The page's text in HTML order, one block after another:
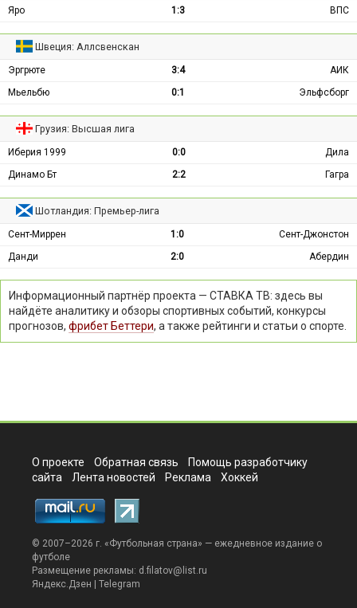
Яро 1:3 ВПС
Швеция: Аллсвенскан
Эргрюте 3:4
АИК
Мьельбю
0:1 Эльфсборг
Грузия: Высшая лига
Иберия 1999 0:0
Дила
Динамо Бт
2:2 Гагра
Шотландия: Премьер-лига
Сент-Миррен 1:0
Сент-Джонстон
Данди
2:0 Абердин
Информационный партнёр проекта — СТАВКА ТВ: здесь вы
найдёте аналитику и обзоры спортивных событий, конкурсы
прогнозов, фрибет Беттери, а также рейтинги и статьи о спорте.
О проекте Обратная связь
Помощь разработчику
сайта
Лента новостей Реклама Хоккей
© 2007–2026 г. «Футбольная страна» — ежедневное издание о
футболе
Размещение рекламы: d.filatov@list.ru
Яндекс.Дзен
Telegram